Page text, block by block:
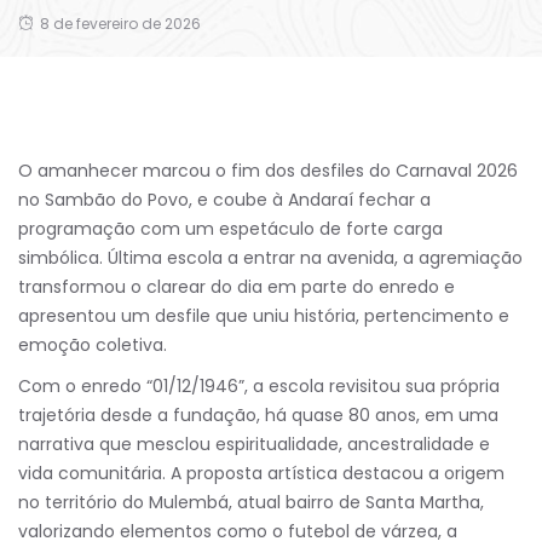
8 de fevereiro de 2026
O amanhecer marcou o fim dos desfiles do Carnaval 2026
no Sambão do Povo, e coube à Andaraí fechar a
programação com um espetáculo de forte carga
simbólica. Última escola a entrar na avenida, a agremiação
transformou o clarear do dia em parte do enredo e
apresentou um desfile que uniu história, pertencimento e
emoção coletiva.
Com o enredo “01/12/1946”, a escola revisitou sua própria
trajetória desde a fundação, há quase 80 anos, em uma
narrativa que mesclou espiritualidade, ancestralidade e
vida comunitária. A proposta artística destacou a origem
no território do Mulembá, atual bairro de Santa Martha,
valorizando elementos como o futebol de várzea, a